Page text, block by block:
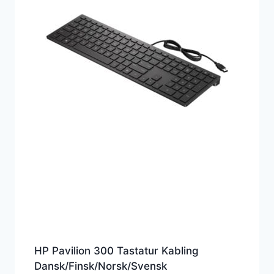
HP Pavilion 300 Tastatur Kabling
Dansk/Finsk/Norsk/Svensk